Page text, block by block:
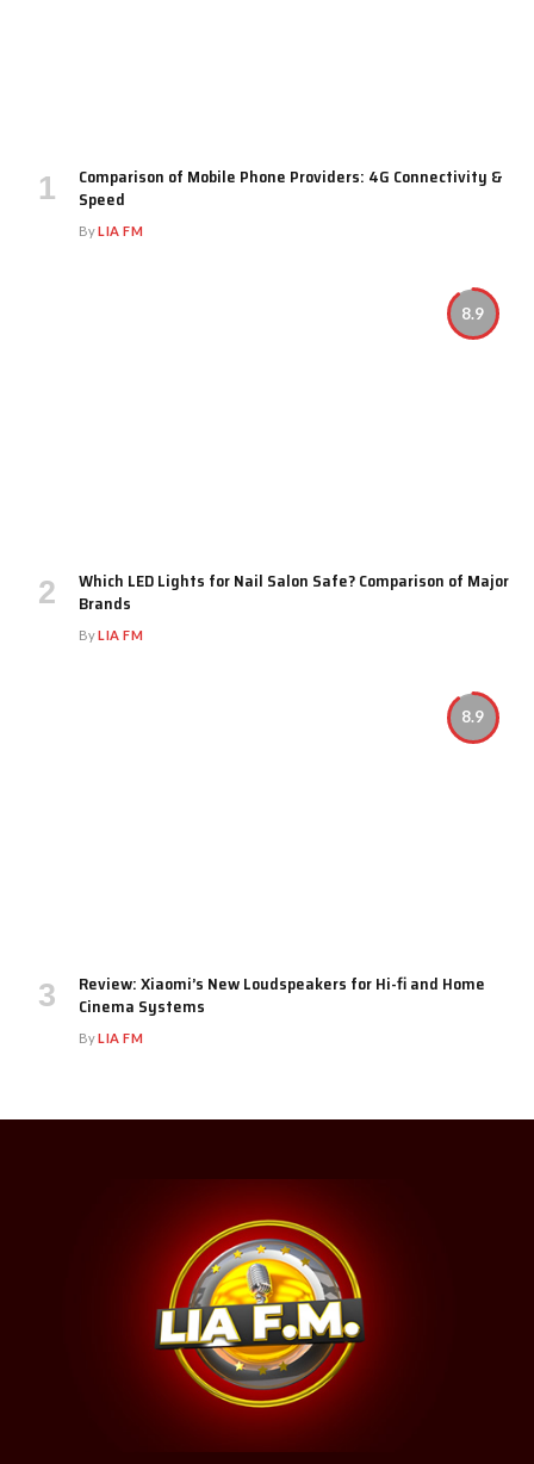
Comparison of Mobile Phone Providers: 4G Connectivity &
Speed
ByLIA FM
8.9
Which LED Lights for Nail Salon Safe? Comparison of Major
Brands
ByLIA FM
8.9
Review: Xiaomi’s New Loudspeakers for Hi-fi and Home
Cinema Systems
ByLIA FM